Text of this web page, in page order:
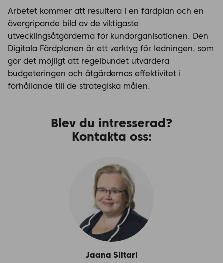
Arbetet kommer att resultera i en färdplan och en
övergripande bild av de viktigaste
utvecklingsåtgärderna för kundorganisationen. Den
Digitala Färdplanen är ett verktyg för ledningen, som
gör det möjligt att regelbundet utvärdera
budgeteringen och åtgärdernas effektivitet i
förhållande till de strategiska målen.​
Blev du intresserad?
Kontakta oss:
Jaana Siitari